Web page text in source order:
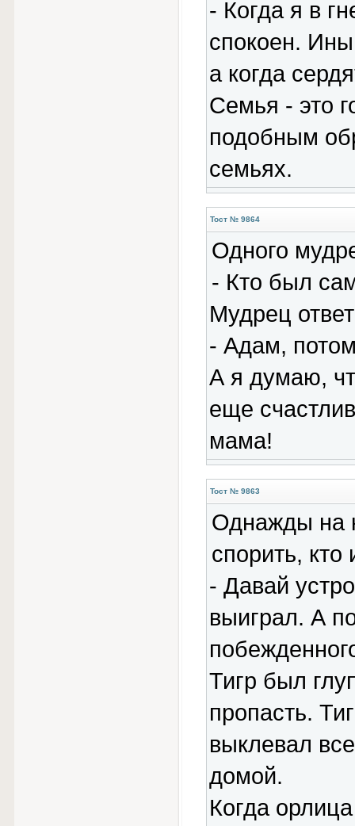
- Когда я в
спокоен.
а когда
Семья - это
подобным
семьях.
Тост № 9864
Одного
- Кто был
Мудрец
- Адам,
А я думаю,
еще
мама!
Тост № 9863
Однажды на
спорить, кто
- Давай
выиграл. А
Тигр был
пропасть.
выклевал
домой.
Когда